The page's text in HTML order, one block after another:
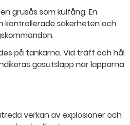
grusås som kulfång. En
kontrollerade säkerheten och
på tankarna. Vid träff och hål
gasutsläpp när lapparna
verkan av explosioner och